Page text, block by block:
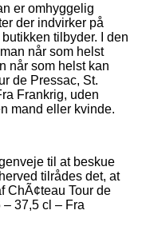
er omhyggelig
der indvirker på
tilbyder. I den
når som helst
når som helst kan
de Pressac, St.
Frankrig, uden
mand eller kvinde.
til at beskue
tilrådes det, at
ChÃ¢teau Tour de
37,5 cl – Fra